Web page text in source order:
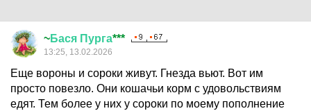
~Бася Пурга***
13:25, 13.02.2026
Еще вороны и сороки живут. Гнезда вьют. Вот им
просто повезло. Они кошачьи корм с удовольствиям
едят. Тем более у них у сороки по моему пополнение